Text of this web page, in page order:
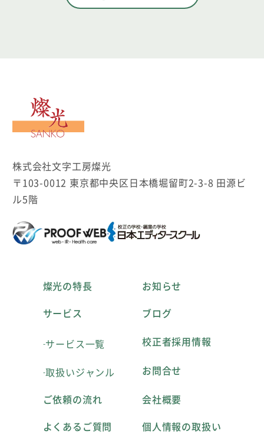
文字工房燦光
株式会社文字工房燦光
〒103-0012 東京都中央区日本橋堀留町2-3-8 田源ビ
ル5階
燦光の特長
サービス
サービス一覧
取扱いジャンル
ご依頼の流れ
よくあるご質問
お知らせ
ブログ
校正者採用情報
お問合せ
会社概要
個人情報の取扱い